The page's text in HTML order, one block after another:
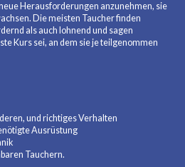
Herausforderungen anzunehmen, sie
Die meisten Taucher finden
als auch lohnend und sagen
Kurs sei, an dem sie je teilgenommen
und richtiges Verhalten
Ausrüstung
Tauchern.